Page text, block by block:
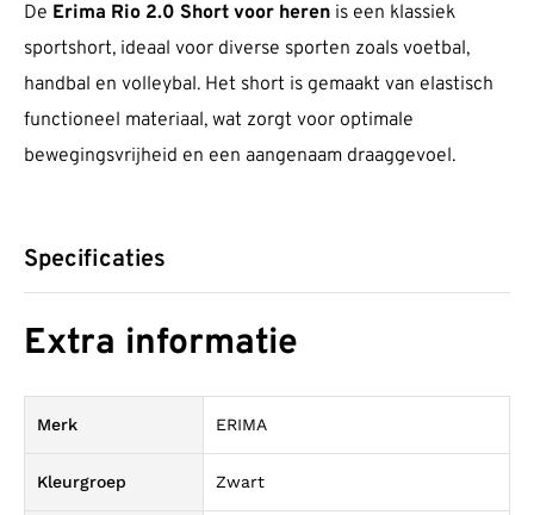
De Erima Rio 2.0 Short voor heren is een klassiek
sportshort, ideaal voor diverse sporten zoals voetbal,
handbal en volleybal. Het short is gemaakt van elastisch
functioneel materiaal, wat zorgt voor optimale
bewegingsvrijheid en een aangenaam draaggevoel.
Specificaties
Extra informatie
Merk ERIMA
Kleurgroep Zwart